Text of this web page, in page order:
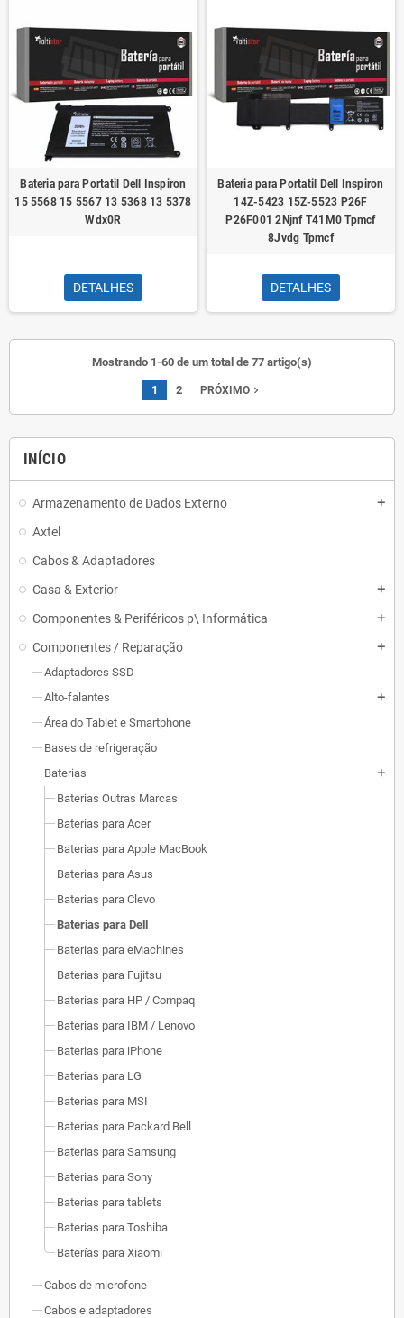
INÍCIO
Armazenamento de Dados Externo add
Axtel
Cabos & Adaptadores
Casa & Exterior
add
Componentes & Periféricos p\ Informática add
Componentes / Reparação add
Adaptadores SSD
Alto-falantes
add
Área do Tablet e Smartphone
Bases de refrigeração
Baterias
add
Baterias Outras Marcas
Baterias para Acer
Baterias para Apple MacBook
Baterias para Asus
Baterias para Clevo
Baterias para Dell
Baterias para eMachines
Baterias para Fujitsu
Baterias para HP / Compaq
Baterias para IBM / Lenovo
Baterias para iPhone
Baterias para LG
Baterias para MSI
Baterias para Packard Bell
Baterias para Samsung
Baterias para Sony
Baterias para tablets
Baterias para Toshiba
Baterías para Xiaomi
Cabos de microfone
Cabos e adaptadores
Bateria para Portatil Dell Inspiron
15 5568 15 5567 13 5368 13 5378
Wdx0R
DETALHES
Bateria para Portatil Dell Inspiron
14Z-5423 15Z-5523 P26F
P26F001 2Njnf T41M0 Tpmcf
8Jvdg Tpmcf
DETALHES
Mostrando 1-60 de um total de 77 artigo(s)
1 2 PRÓXIMOnavigate_next